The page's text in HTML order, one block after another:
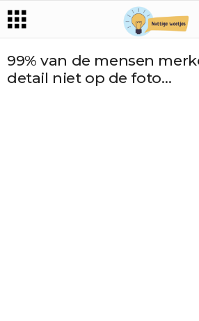
99% van de mensen
detail niet op de foto…